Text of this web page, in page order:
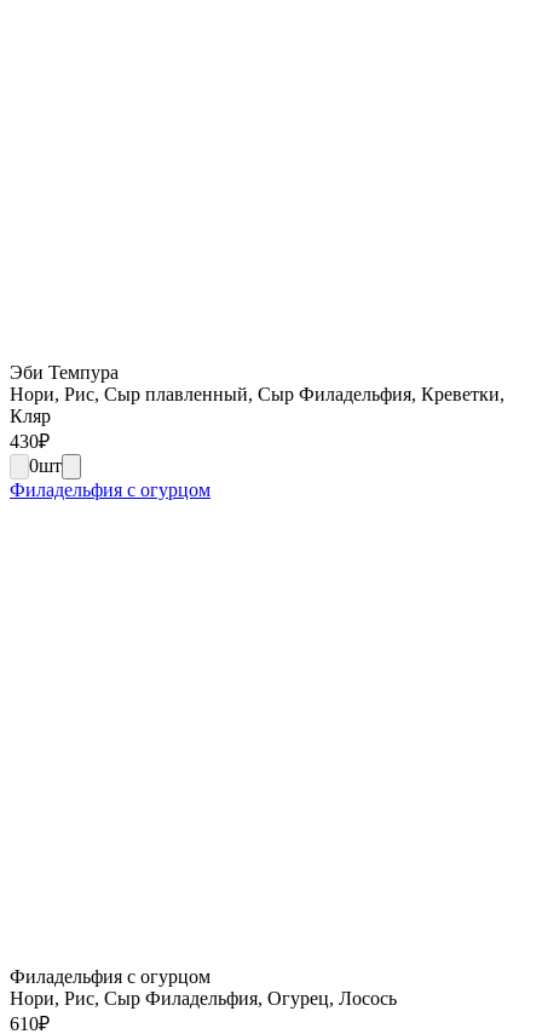
Эби Темпура
Нори, Рис, Сыр плавленный, Сыр Филадельфия, Креветки,
Кляр
430₽
0шт
Филадельфия с огурцом
Филадельфия с огурцом
Нори, Рис, Сыр Филадельфия, Огурец, Лосось
610₽